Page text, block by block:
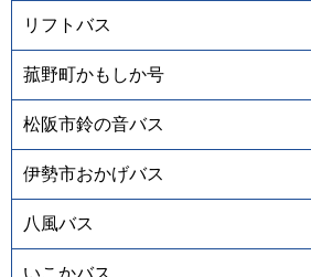
リフトバス
菰野町かもしか号
松阪市鈴の音バス
伊勢市おかげバス
八風バス
いこかバス